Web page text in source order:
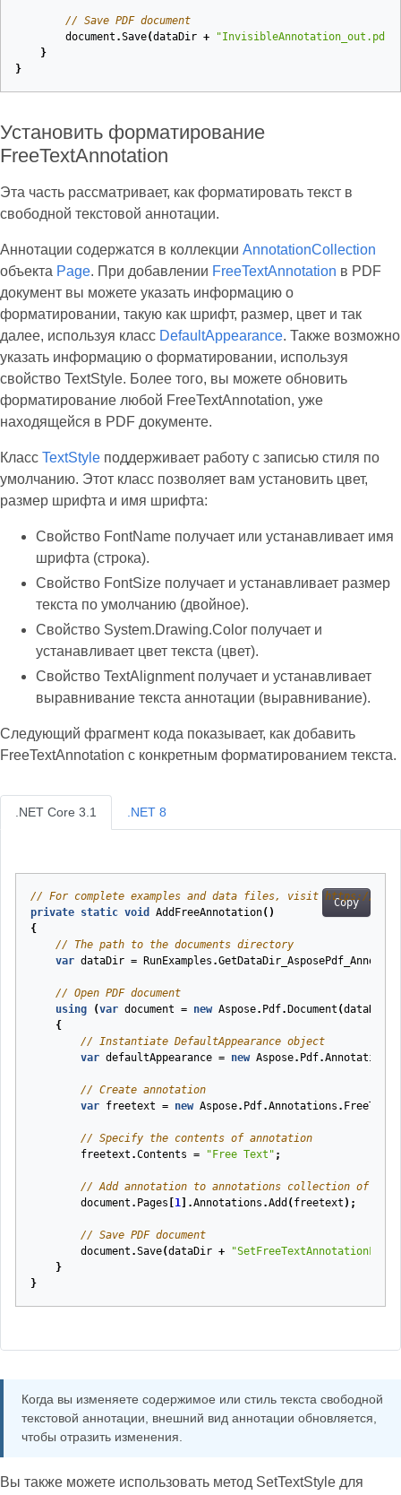
// Save PDF document
document .Save(dataDir + "InvisibleAnnotation_out.pdf"
}
}
Установить форматирование
FreeTextAnnotation
Эта часть рассматривает, как форматировать текст в
свободной текстовой аннотации.
Аннотации содержатся в коллекции AnnotationCollection
объекта Page. При добавлении FreeTextAnnotation в PDF
документ вы можете указать информацию о
форматировании, такую как шрифт, размер, цвет и так
далее, используя класс DefaultAppearance. Также возможно
указать информацию о форматировании, используя
свойство TextStyle. Более того, вы можете обновить
форматирование любой FreeTextAnnotation, уже
находящейся в PDF документе.
Класс TextStyle поддерживает работу с записью стиля по
умолчанию. Этот класс позволяет вам установить цвет,
размер шрифта и имя шрифта:
Свойство FontName получает или устанавливает имя
шрифта (строка).
Свойство FontSize получает и устанавливает размер
текста по умолчанию (двойное).
Свойство System.Drawing.Color получает и
устанавливает цвет текста (цвет).
Свойство TextAlignment получает и устанавливает
выравнивание текста аннотации (выравнивание).
Следующий фрагмент кода показывает, как добавить
FreeTextAnnotation с конкретным форматированием текста.
.NET Core 3.1
Copy
// For complete examples and data files, visit https://
private static void AddFreeAnnotation( )
{
// The path to the documents directory
var dataDir = RunExamples .
// Open PDF document
using
(var document = new Aspose. Pdf. Document (dataDir
{
// Instantiate DefaultAppearance object
var defaultAppearance = new Aspose. Pdf.Annotations
// Create annotation
var freetext = new Aspose. Pdf.Annotations .
// Specify the contents of annotation
freetext .Contents = "Free Text" ;
// Add annotation to annotations collection of page
document . Pages 1 ].Annotations .Add ( freetext );
// Save PDF document
document .Save(dataDir +
}
}
.NET 8
Когда вы изменяете содержимое или стиль текста свободной
текстовой аннотации, внешний вид аннотации обновляется,
чтобы отразить изменения.
Вы также можете использовать метод SetTextStyle для